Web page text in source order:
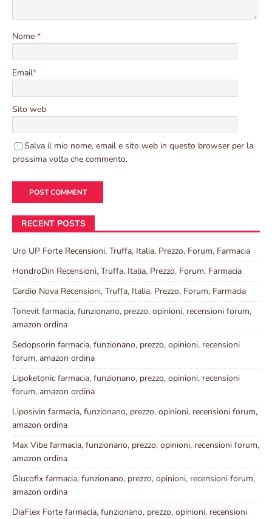
Nome *
Email*
Sito web
Salva il mio nome, email e sito web in questo browser per la
prossima volta che commento.
RECENT POSTS
Uro UP Forte Recensioni, Truffa, Italia, Prezzo, Forum, Farmacia
HondroDin Recensioni, Truffa, Italia, Prezzo, Forum, Farmacia
Cardio Nova Recensioni, Truffa, Italia, Prezzo, Forum, Farmacia
Tonevit farmacia, funzionano, prezzo, opinioni, recensioni forum,
amazon ordina
Sedopsorin farmacia, funzionano, prezzo, opinioni, recensioni
forum, amazon ordina
Lipoketonic farmacia, funzionano, prezzo, opinioni, recensioni
forum, amazon ordina
Liposivin farmacia, funzionano, prezzo, opinioni, recensioni forum,
amazon ordina
Max Vibe farmacia, funzionano, prezzo, opinioni, recensioni forum,
amazon ordina
Glucofix farmacia, funzionano, prezzo, opinioni, recensioni forum,
amazon ordina
DiaFlex Forte farmacia, funzionano, prezzo, opinioni, recensioni